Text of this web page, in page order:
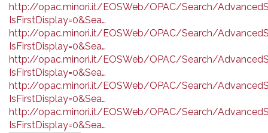
http://opac.minori.it/EOSWeb/OPAC/Search/
IsFirstDisplay=0&Sea…
http://opac.minori.it/EOSWeb/OPAC/Search/
IsFirstDisplay=0&Sea…
http://opac.minori.it/EOSWeb/OPAC/Search/
IsFirstDisplay=0&Sea…
http://opac.minori.it/EOSWeb/OPAC/Search/
IsFirstDisplay=0&Sea…
http://opac.minori.it/EOSWeb/OPAC/Search/
IsFirstDisplay=0&Sea…